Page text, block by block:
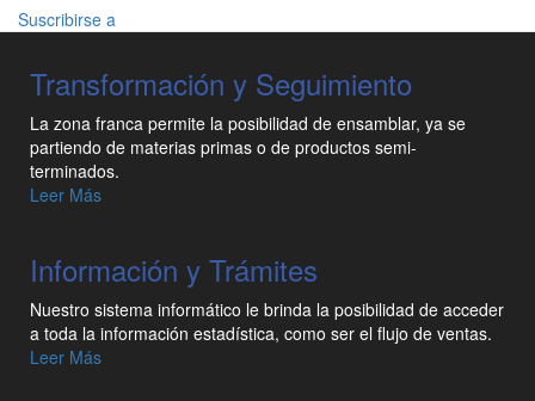
Suscribirse a
Transformación y Seguimiento
La zona franca permite la posibilidad de ensamblar, ya se
partiendo de materias primas o de productos semi-
terminados.
Leer Más
Información y Trámites
Nuestro sistema informático le brinda la posibilidad de acceder
a toda la información estadística, como ser el flujo de ventas.
Leer Más